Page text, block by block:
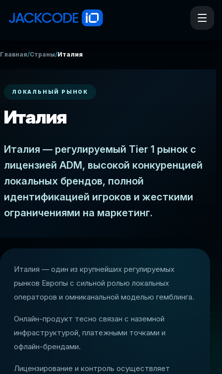
Главная/Страны/Италия
ЛОКАЛЬНЫЙ РЫНОК
Италия
Италия — регулируемый Tier 1 рынок с
лицензией ADM, высокой конкуренцией
локальных брендов, полной
идентификацией игроков и жесткими
ограничениями на маркетинг.
Италия — один из крупнейших регулируемых
рынков Европы с сильной ролью локальных
операторов и омниканальной моделью гемблинга.
Онлайн-продукт тесно связан с наземной
инфраструктурой, платежными точками и
офлайн-брендами.
Лицензирование и контроль осуществляет